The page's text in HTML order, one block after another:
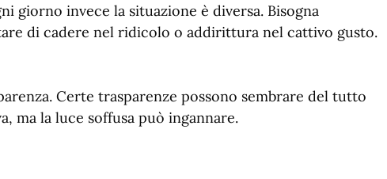
giorno invece la situazione è diversa. Bisogna
di cadere nel ridicolo o addirittura nel cattivo gusto.
Certe trasparenze possono sembrare del tutto
ma la luce soffusa può ingannare.